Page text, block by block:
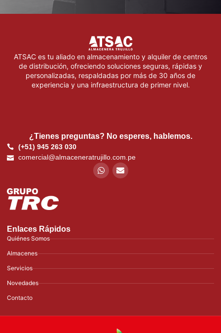
ATSAC es tu aliado en almacenamiento y alquiler de centros
de distribución, ofreciendo soluciones seguras, rápidas y
personalizadas, respaldadas por más de 30 años de
experiencia y una infraestructura de primer nivel.
¿Tienes preguntas? No esperes, hablemos.
(+51) 945 263 030
comercial@almaceneratrujillo.com.pe
Enlaces Rápidos
Quiénes Somos
Almacenes
Servicios
Novedades
Contacto